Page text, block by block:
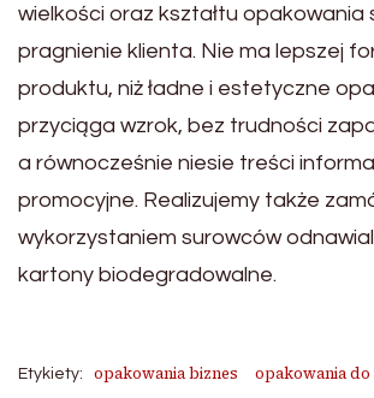
wielkości oraz kształtu opakowania
pragnienie klienta. Nie ma lepszej
produktu, niż ładne i estetyczne
przyciąga wzrok, bez trudności
a równocześnie niesie treści
promocyjne. Realizujemy także
wykorzystaniem surowców
kartony biodegradowalne.
Etykiety: opakowania biznes
opakowania